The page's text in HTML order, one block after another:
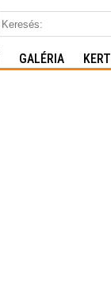
GALÉRIA KERT